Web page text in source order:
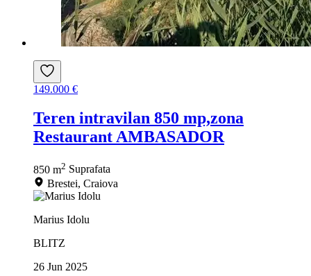
149.000 €
Teren intravilan 850 mp,zona
Restaurant AMBASADOR
850 m2 Suprafata
Brestei, Craiova
Marius Idolu
BLITZ
26 Jun 2025